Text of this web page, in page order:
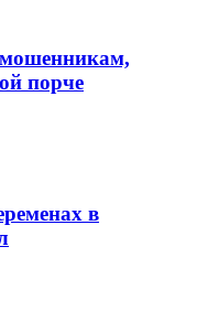
порче
в